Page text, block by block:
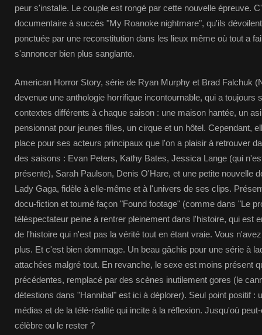
peur s'installe. Le couple est rongé par cette nouvelle épreuve.
documentaire à succès "My Roanoke nightmare", qu'ils
ponctuée par une reconstitution dans les lieux même où tout a
s'annoncer bien plus sanglante.
American Horror Story, série de Ryan Murphy et Brad Falchuk
devenue une anthologie horrifique incontournable, qui a toujours
contextes différents à chaque saison : une maison hantée, un
pensionnat pour jeunes filles, un cirque et un hôtel. Cependant,
place pour ses acteurs principaux que l'on a plaisir à retrouver
des saisons : Evan Peters, Kathy Bates, Jessica Lange (qui
présente), Sarah Paulson, Denis O'Hare, et une petite nouvelle
Lady Gaga, fidèle à elle-même et à l'univers de ses clips.
docu-fiction et tourné façon "Found footage" (comme dans "Le
téléspectateur peine à rentrer pleinement dans l'histoire, qui est
de l'histoire qui n'est pas la vérité tout en étant vraie. Vous
plus. Et c'est bien dommage. Un beau gâchis pour une série à
attachées malgré tout. En revanche, le sexe est moins présent
précédentes, remplacé par des scènes inutilement gores (le
détestions dans "Hannibal" est ici à déplorer). Seul point positif :
médias et de la télé-réalité qui incite à la réflexion. Jusqu'où
célèbre ou le rester ?